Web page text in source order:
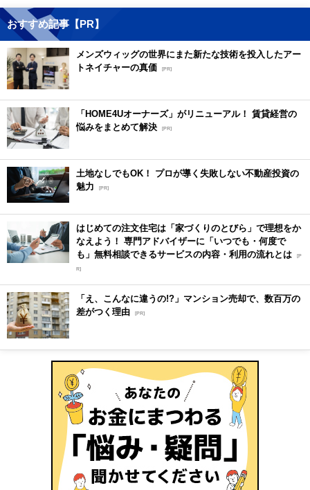
おすすめ記事【PR】
メンズウィッグの世界にまた新たな技術を投入したアー
トネイチャーの真価 [PR]
「HOME4Uオーナーズ」がリニューアル！ 賃貸経営の
悩みをまとめて解決 [PR]
土地なしでもOK！ プロが導く失敗しない不動産投資の
魅力
[PR]
はじめての注文住宅は「家づくりのとびら」で理想をか
なえよう！ 専門アドバイザーに「いつでも・何度で
も」無料相談できるサービスの内容・利用の流れとは [P
R]
「え、こんなに違うの!?」マンション売却で、数百万の
差がつく理由 [PR]